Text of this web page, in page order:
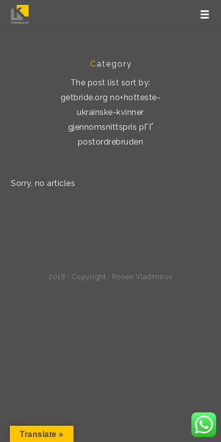
Category
The post list sort by:
getbride.org no+hotteste-
ukrainske-kvinner
gjennomsnittspris pГҐ
postordrebruden
Sorry, no articles
2018 · Copyright · Rosen Vladimirov
Translate »